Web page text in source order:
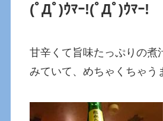
(ﾟДﾟ)ｳﾏｰ!(ﾟДﾟ)ｳﾏｰ!
甘辛くて旨味たっぷりの煮
みていて、めちゃくちゃう